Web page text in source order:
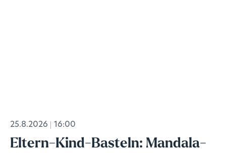
25.8.2026 16:00
Eltern-Kind-Basteln: Mandala-